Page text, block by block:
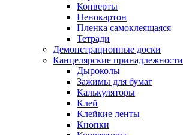
Конверты
Пенокартон
Пленка самоклеящаяся
Тетради
Демонстрационные доски
Канцелярские принадлежности
Дыроколы
Зажимы для бумаг
Калькуляторы
Клей
Клейкие ленты
Кнопки